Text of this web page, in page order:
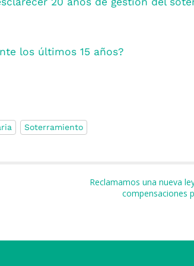
los últimos 15 años?
Soterramiento
Reclamamos una nueva
compensaciones